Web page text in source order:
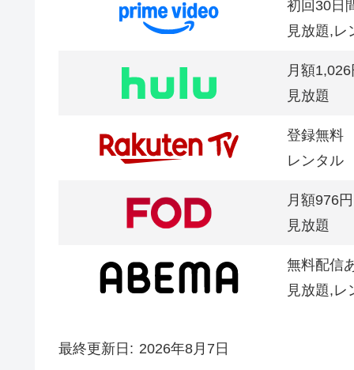
初回30日
見放題,レ
月額1,026
見放題
登録無料
レンタル
月額976円
見放題
無料配信
見放題,レ
最終更新日 2026年8月7日